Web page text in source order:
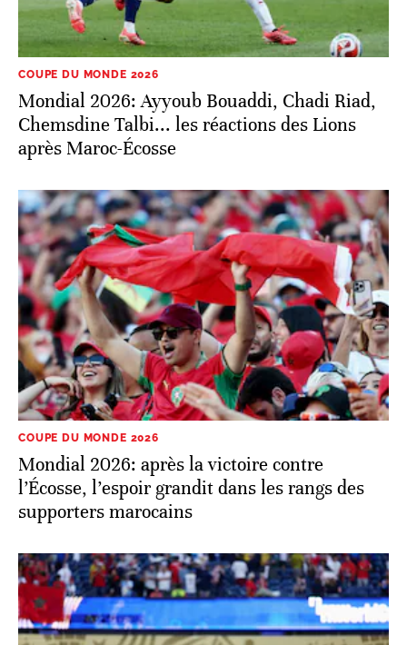
COUPE DU MONDE 2026
Mondial 2026: Ayyoub Bouaddi, Chadi Riad,
Chemsdine Talbi... les réactions des Lions
après Maroc-Écosse
COUPE DU MONDE 2026
Mondial 2026: après la victoire contre
l’Écosse, l’espoir grandit dans les rangs des
supporters marocains